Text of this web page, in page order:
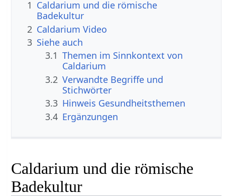
1 Caldarium und die römische
Badekultur
2 Caldarium Video
3 Siehe auch
3.1 Themen im Sinnkontext von
Caldarium
3.2 Verwandte Begriffe und
Stichwörter
3.3 Hinweis Gesundheitsthemen
3.4 Ergänzungen
Caldarium und die römische
Badekultur